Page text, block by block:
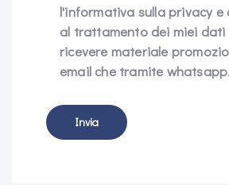
l'informativa sulla privacy e
al trattamento dei miei
ricevere materiale
email che tramite